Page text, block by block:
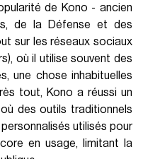
de Kono - ancien
de la Défense et des
sur les réseaux sociaux
où il utilise souvent des
une chose inhabituelles
tout, Kono a réussi un
des outils traditionnels
utilisés pour
en usage, limitant la